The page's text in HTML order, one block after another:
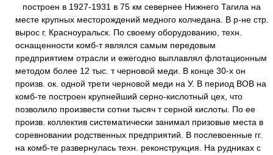
построен в 1927-1931 в 75 км севернее Нижнего Тагила на
месте крупных месторождений медного колчедана. В р-не стр.
вырос г. Красноуральск. По своему оборудованию, техн.
оснащенности комб-т являлся самым передовым
предприятием отрасли и ежегодно выплавлял флотационным
методом более 12 тыс. т черновой меди. В конце 30-х он
произв. ок. одной трети черновой меди на У. В период ВОВ на
комб-те построен крупнейший серно-кислотный цех, что
позволило произвести сотни тысяч т серной кислоты. По ее
произв. коллектив систематически занимал призовые места в
соревновании родственных предприятий. В послевоенные гг.
на комб-те развернулась техн. реконструкция. На рудниках с